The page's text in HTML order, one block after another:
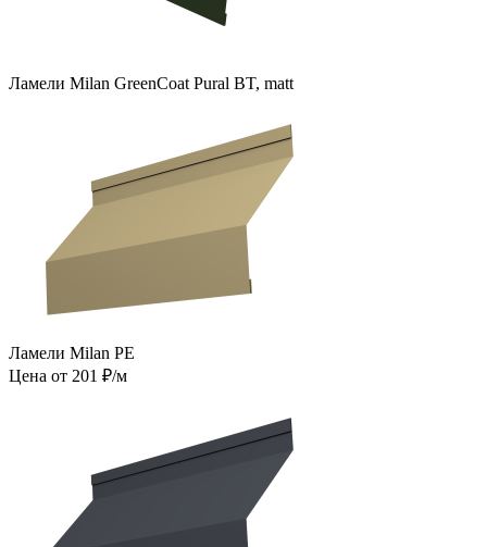
Ламели Milan GreenCoat Pural BT, matt
Ламели Milan PE
Цена от 201 ₽/м